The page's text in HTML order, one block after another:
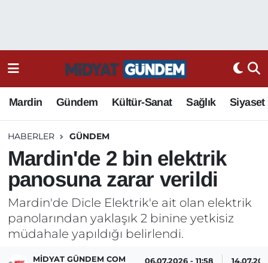
Mardin Gündem Kültür-Sanat Sağlık Siyaset
HABERLER GÜNDEM
Mardin'de 2 bin elektrik
panosuna zarar verildi
Mardin'de Dicle Elektrik'e ait olan elektrik
panolarından yaklaşık 2 binine yetkisiz
müdahale yapıldığı belirlendi.
MIDYAT GÜNDEM COM 06.07.2026 - 11:58